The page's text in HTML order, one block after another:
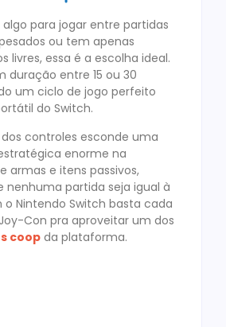
para jogar entre partidas
ou tem apenas
livres, essa é a escolha ideal.
duração entre 15 ou 30
um ciclo de jogo perfeito
do Switch.
controles esconde uma
enorme na
armas e itens passivos,
nenhuma partida seja igual à
o Nintendo Switch basta cada
Con pra aproveitar um dos
coop da plataforma.